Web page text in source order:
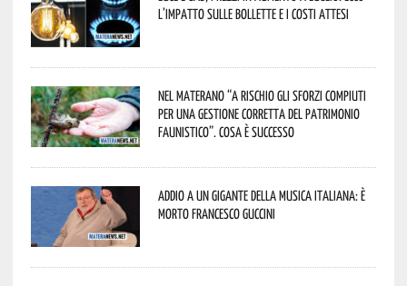
l’impatto sulle bollette e i costi attesi
Nel materano “a rischio gli sforzi compiuti
per una gestione corretta del patrimonio
faunistico”. Cosa è successo
Addio a un gigante della musica italiana: è
morto Francesco Guccini